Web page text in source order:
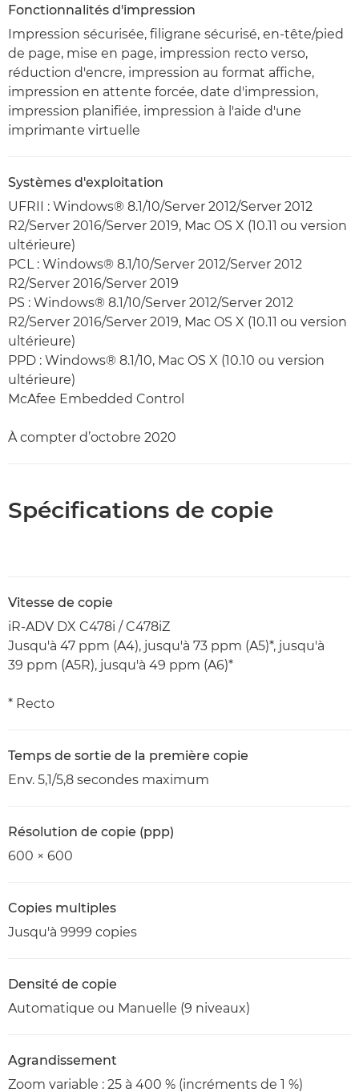
Fonctionnalités d'impression
Impression sécurisée, filigrane sécurisé, en-tête/pied
de page, mise en page, impression recto verso,
réduction d'encre, impression au format affiche,
impression en attente forcée, date d'impression,
impression planifiée, impression à l'aide d'une
imprimante virtuelle
Systèmes d'exploitation
UFRII : Windows® 8.1/10/Server 2012/Server 2012
R2/Server 2016/Server 2019, Mac OS X (10.11 ou version
ultérieure)
PCL : Windows® 8.1/10/Server 2012/Server 2012
R2/Server 2016/Server 2019
PS : Windows® 8.1/10/Server 2012/Server 2012
R2/Server 2016/Server 2019, Mac OS X (10.11 ou version
ultérieure)
PPD : Windows® 8.1/10, Mac OS X (10.10 ou version
ultérieure)
McAfee Embedded Control
À compter d’octobre 2020
Spécifications de copie
Vitesse de copie
iR-ADV DX C478i / C478iZ
Jusqu'à 47 ppm (A4), jusqu'à 73 ppm (A5)*, jusqu'à
39 ppm (A5R), jusqu'à 49 ppm (A6)*
* Recto
Temps de sortie de la première copie
Env. 5,1/5,8 secondes maximum
Résolution de copie (ppp)
600 × 600
Copies multiples
Jusqu'à 9999 copies
Densité de copie
Automatique ou Manuelle (9 niveaux)
Agrandissement
Zoom variable : 25 à 400 % (incréments de 1 %)